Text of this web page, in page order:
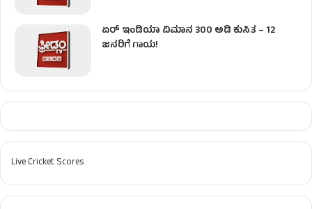
ಏರ್ ಇಂಡಿಯಾ ವಿಮಾನ 300 ಅಡಿ ಕುಸಿತ – 12
ಜನರಿಗೆ ಗಾಯ!
Live Cricket Scores